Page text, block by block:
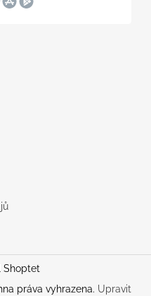
Shoptet
práva vyhrazena. Upravit